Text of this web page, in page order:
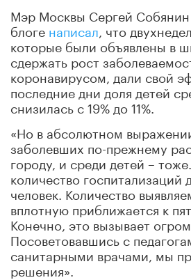
Мэр Москвы Сергей Собянин
блоге написал , что
которые были объявлены в
сдержать рост
коронавирусом, дали свой
последние дни доля детей
снизилась с 19% до 11%.
«Но в абсолютном
заболевших по-прежнему
городу, и среди детей –
количество госпитализаций
человек. Количество
вплотную приближается к
Конечно, это вызывает
Посоветовавшись с
санитарными врачами, мы
решения».